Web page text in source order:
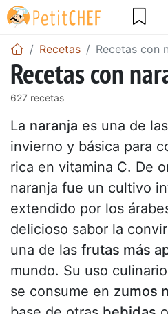
Recetas Recetas con
Recetas con
627 recetas
La naranja es una de
invierno y básica para
rica en vitamina C. De
naranja fue un cultivo
extendido por los
delicioso sabor la
una de las frutas más
mundo. Su uso
se consume en zumos